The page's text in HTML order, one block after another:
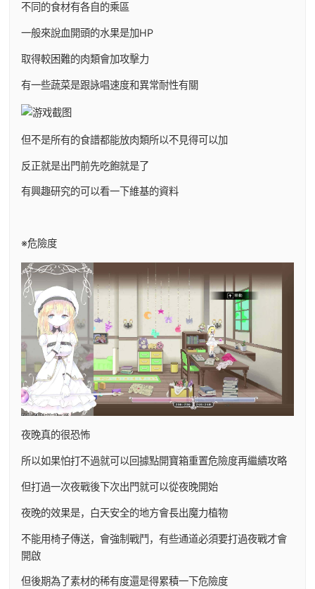
不同的食材有各自的乘區
一般來說血開頭的水果是加HP
取得較困難的肉類會加攻擊力
有一些蔬菜是跟詠唱速度和異常耐性有關
但不是所有的食譜都能放肉類所以不見得可以加
反正就是出門前先吃飽就是了
有興趣研究的可以看一下維基的資料
※危險度
夜晚真的很恐怖
所以如果怕打不過就可以回據點開寶箱重置危險度再繼續攻略
但打過一次夜戰後下次出門就可以從夜晚開始
夜晚的效果是，白天安全的地方會長出魔力植物
不能用椅子傳送，會強制戰鬥，有些通道必須要打過夜戰才會
開啟
但後期為了素材的稀有度還是得累積一下危險度